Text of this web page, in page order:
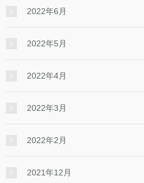
2022年6月
2022年5月
2022年4月
2022年3月
2022年2月
2021年12月